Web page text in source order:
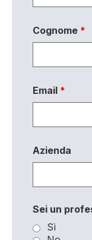
Cognome *
Email *
Azienda
Sei un
Sì